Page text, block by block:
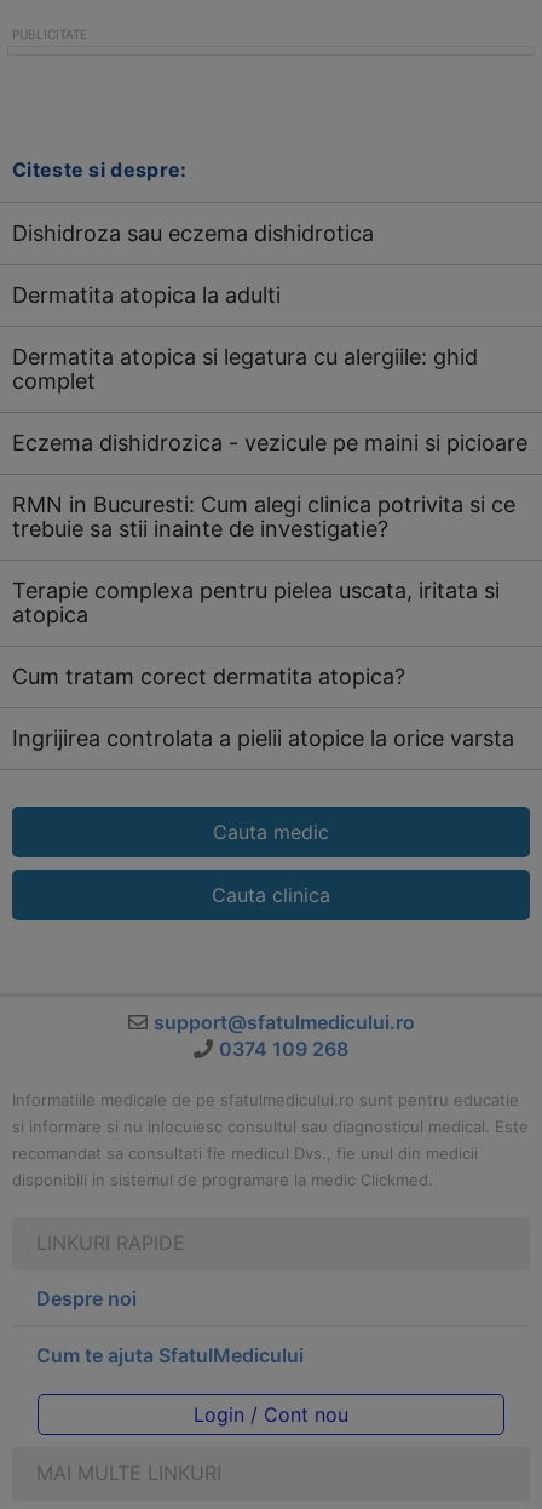
Citeste si despre:
Dishidroza sau eczema dishidrotica
Dermatita atopica la adulti
Dermatita atopica si legatura cu alergiile: ghid
complet
Eczema dishidrozica - vezicule pe maini si picioare
RMN in Bucuresti: Cum alegi clinica potrivita si ce
trebuie sa stii inainte de investigatie?
Terapie complexa pentru pielea uscata, iritata si
atopica
Cum tratam corect dermatita atopica?
Ingrijirea controlata a pielii atopice la orice varsta
Cauta medic
Cauta clinica
support@sfatulmedicului.ro
0374 109 268
Informatiile medicale de pe sfatulmedicului.ro sunt pentru educatie
si informare si nu inlocuiesc consultul sau diagnosticul medical. Este
recomandat sa consultati fie medicul Dvs., fie unul din medicii
disponibili in sistemul de programare la medic Clickmed.
LINKURI RAPIDE
Despre noi
Cum te ajuta SfatulMedicului
Login / Cont nou
MAI MULTE LINKURI